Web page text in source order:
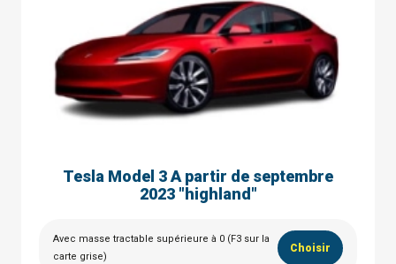
Tesla Model 3 A partir de septembre
2023 "highland"
Avec masse tractable supérieure à 0 (F3 sur la
carte grise)
Choisir